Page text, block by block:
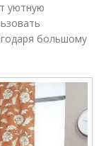
уютную
большому